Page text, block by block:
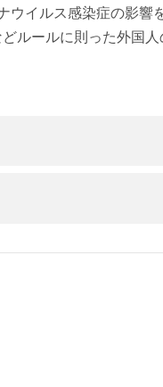
イルス感染症の影響
ルールに則った外国